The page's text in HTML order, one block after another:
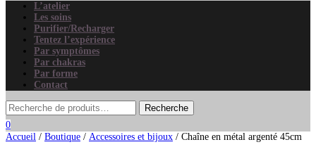
L’atelier
Les soins
Purifier/Recharger
Tentez l’expérience
Par symptômes
Par chakras
Par forme
Contact
0
Accueil / Boutique / Accessoires et bijoux / Chaîne en métal argenté 45cm